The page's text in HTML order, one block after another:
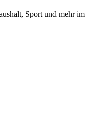
Sport und mehr im